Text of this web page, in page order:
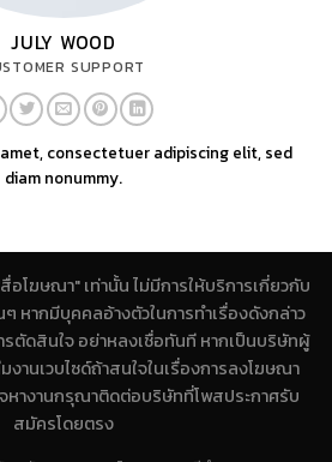
JULY WOOD
SUPPORT
consectetuer adipiscing elit, sed
diam nonummy.
อโฆษณา" เท่านั้น ไม่มีการให้บริการเกี่ยวกับ
หากมีบุคคลอ้างตัวในการทำเรื่องดังกล่าว
ดสินใจ อย่าหลงเชื่อทันที หากเป็นบริษัทผู้
านเวบไซด์ถ้าสนใจในเรื่องการลงโฆษณา
หางานกรุณาติดต่อบริษัทที่โพสประกาศรับ
สมัครโดยตรง